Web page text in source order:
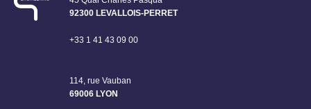
92300 LEVALLOIS-PERRET
+33 1 41 43 09 00
114, rue Vauban
69006 LYON